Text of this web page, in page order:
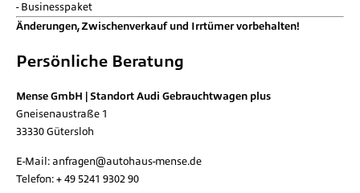
Businesspaket
Änderungen, Zwischenverkauf und Irrtümer vorbehalten!
Persönliche Beratung
Mense GmbH | Standort Audi Gebrauchtwagen plus
Gneisenaustraße 1
33330 Gütersloh
E-Mail: anfragen@autohaus-mense.de
Telefon: + 49 5241 9302 90